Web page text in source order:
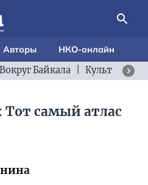
Авторы
НКО-онлайн
Вокруг Байкала Культурный
самый атлас